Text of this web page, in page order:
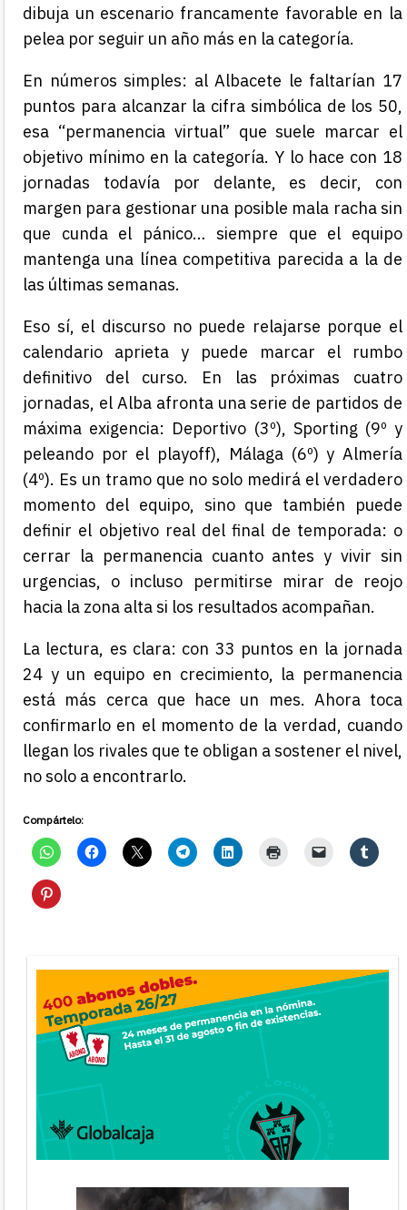
dibuja un escenario francamente favorable en la
pelea por seguir un año más en la categoría.
En números simples: al Albacete le faltarían 17
puntos para alcanzar la cifra simbólica de los 50,
esa “permanencia virtual” que suele marcar el
objetivo mínimo en la categoría. Y lo hace con 18
jornadas todavía por delante, es decir, con
margen para gestionar una posible mala racha sin
que cunda el pánico… siempre que el equipo
mantenga una línea competitiva parecida a la de
las últimas semanas.
Eso sí, el discurso no puede relajarse porque el
calendario aprieta y puede marcar el rumbo
definitivo del curso. En las próximas cuatro
jornadas, el Alba afronta una serie de partidos de
máxima exigencia: Deportivo (3º), Sporting (9º y
peleando por el playoff), Málaga (6º) y Almería
(4º). Es un tramo que no solo medirá el verdadero
momento del equipo, sino que también puede
definir el objetivo real del final de temporada: o
cerrar la permanencia cuanto antes y vivir sin
urgencias, o incluso permitirse mirar de reojo
hacia la zona alta si los resultados acompañan.
La lectura, es clara: con 33 puntos en la jornada
24 y un equipo en crecimiento, la permanencia
está más cerca que hace un mes. Ahora toca
confirmarlo en el momento de la verdad, cuando
llegan los rivales que te obligan a sostener el nivel,
no solo a encontrarlo.
Compártelo: